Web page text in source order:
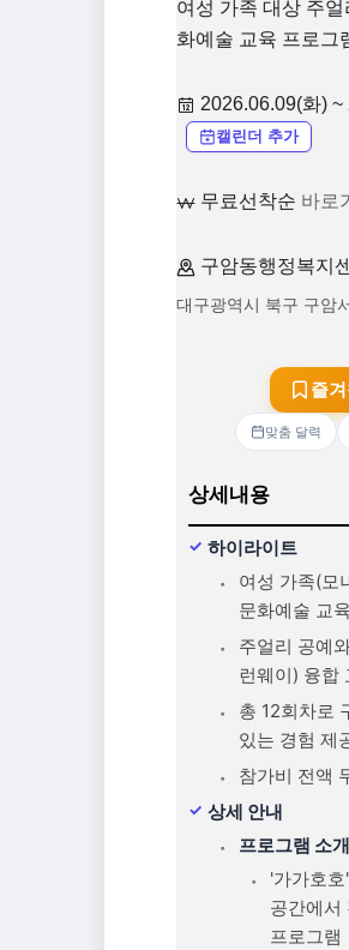
여성 가족 대상 주
화예술 교육 프로그
2026.06.09(화)
캘린더 추가
무료선착순 바로
구암동행정복지
대구광역시 북구 구암
즐
맞춤 달력
상세내용
하이라이트
여성 가족(모
문화예술 교
주얼리 공예
런웨이) 융합
총 12회차로
있는 경험 제
참가비 전액
상세 안내
프로그램 소개
'가가호
공간에서
프로그램